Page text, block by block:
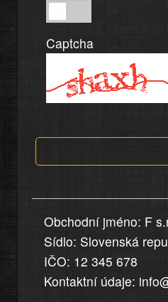
v
dobré
informace
v
uvedena,
jsou
přesná
a
úplná
Captcha
Obchodní jméno: F
Sídlo: Slovenská
IČO: 12 345 678
Kontaktní údaje: